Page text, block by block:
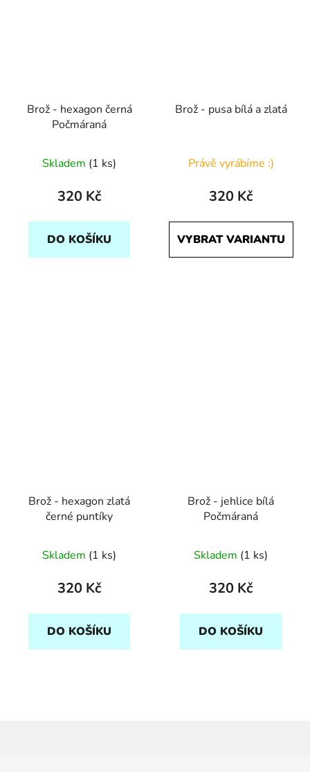
Brož - hexagon černá
Počmáraná
Skladem (1 ks)
320 Kč
DO KOŠÍKU
Brož - pusa bílá a zlatá
Právě vyrábíme :)
320 Kč
VYBRAT VARIANTU
Brož - hexagon zlatá
černé puntíky
Skladem (1 ks)
320 Kč
DO KOŠÍKU
Brož - jehlice bílá
Počmáraná
Skladem (1 ks)
320 Kč
DO KOŠÍKU